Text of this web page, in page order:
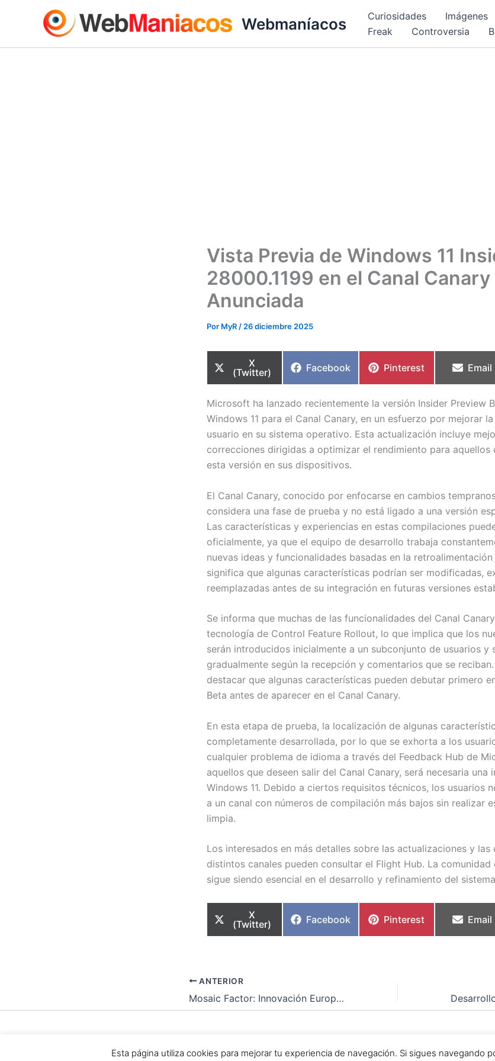
Webmaníacos Curiosidades Imágenes
Freak
Controversia
Vista Previa de Windows 11
28000.1199 en el Canal Canary
Anunciada
Por MyR / 26 diciembre 2025
Compartir
en
X
(Twitter)
Compartir
Facebook
Compartir
Pinterest Email
Microsoft ha lanzado recientemente la versión Insider Preview
Windows 11 para el Canal Canary, en un esfuerzo por mejorar
usuario en su sistema operativo. Esta actualización incluye
correcciones dirigidas a optimizar el rendimiento para aquellos
esta versión en sus dispositivos.
El Canal Canary, conocido por enfocarse en cambios
considera una fase de prueba y no está ligado a una versión
Las características y experiencias en estas compilaciones
oficialmente, ya que el equipo de desarrollo trabaja
nuevas ideas y funcionalidades basadas en la
significa que algunas características podrían ser modificadas,
reemplazadas antes de su integración en futuras versiones
Se informa que muchas de las funcionalidades del Canal
tecnología de Control Feature Rollout, lo que implica que los
serán introducidos inicialmente a un subconjunto de usuarios y
gradualmente según la recepción y comentarios que se
destacar que algunas características pueden debutar primero
Beta antes de aparecer en el Canal Canary.
En esta etapa de prueba, la localización de algunas
completamente desarrollada, por lo que se exhorta a los
cualquier problema de idioma a través del Feedback Hub de
aquellos que deseen salir del Canal Canary, será necesaria una
Windows 11. Debido a ciertos requisitos técnicos, los usuarios
a un canal con números de compilación más bajos sin realizar
limpia.
Los interesados en más detalles sobre las actualizaciones y
distintos canales pueden consultar el Flight Hub. La comunidad
sigue siendo esencial en el desarrollo y refinamiento del
Compartir
en
X
(Twitter)
Compartir
Facebook
Compartir
Pinterest Email
ANTERIOR
Mosaic Factor: Innovación Europea con Gemelos Digitales e Inteligencia Artificial Confiable
Esta página utiliza cookies para mejorar tu experiencia de navegación. Si sigues navegando